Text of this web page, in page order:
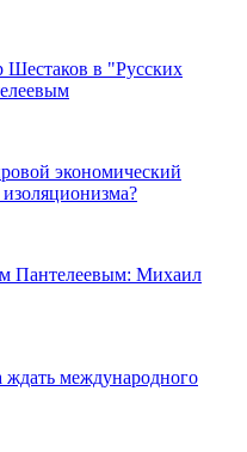
Шестаков в "Русских
экономический
Пантелеевым: Михаил
ждать международного